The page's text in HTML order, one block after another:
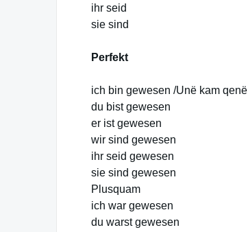
ihr seid
sie sind
Perfekt
ich bin gewesen /Unë kam qenë
du bist gewesen
er ist gewesen
wir sind gewesen
ihr seid gewesen
sie sind gewesen
Plusquam
ich war gewesen
du warst gewesen